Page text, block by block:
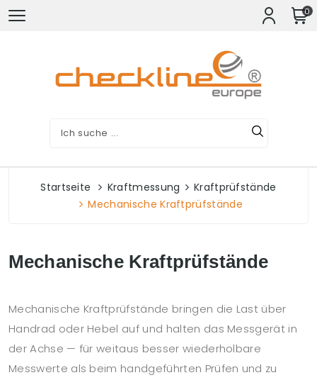
0
Startseite Kraftmessung
Kraftprüfstände
Mechanische Kraftprüfstände
Mechanische Kraftprüfstände
Mechanische Kraftprüfstände bringen die Last über
Handrad oder Hebel auf und halten das Messgerät in
der Achse — für weitaus besser wiederholbare
Messwerte als beim handgeführten Prüfen und zu